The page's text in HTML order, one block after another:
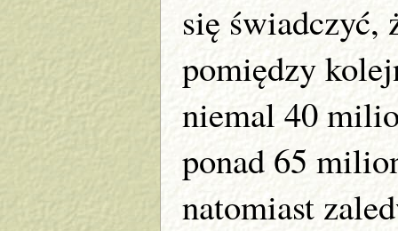
się świadczyć,
pomiędzy
niemal 40
ponad 65
natomiast